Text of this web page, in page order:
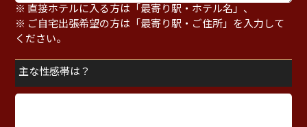
※ 直接ホテルに入る方は「最寄り駅・ホテル名」、
※ ご自宅出張希望の方は「最寄り駅・ご住所」を入力して
ください。
主な性感帯は？